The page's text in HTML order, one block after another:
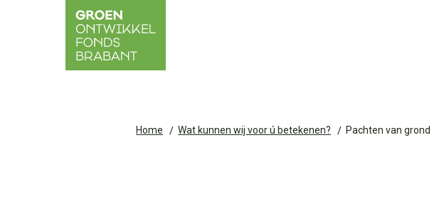
Home Wat kunnen wij voor ú betekenen? Pachten van grond